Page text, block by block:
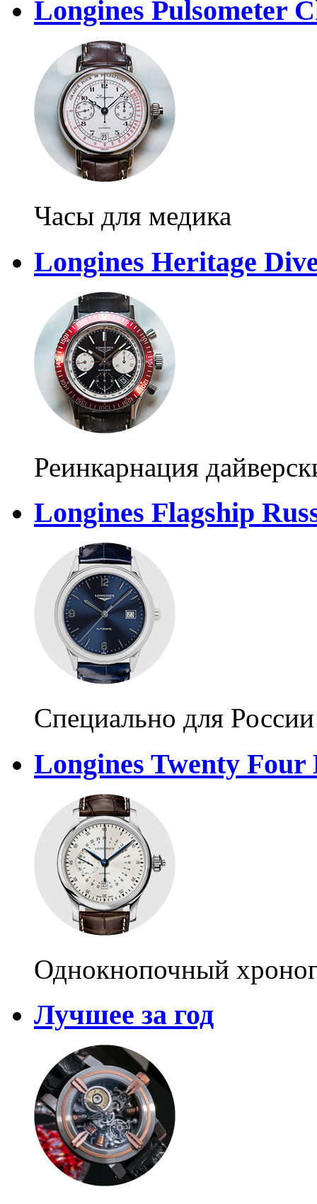
Longines Pulsometer
Часы для медика
Longines Heritage
Реинкарнация
Longines Flagship
Специально для России
Longines Twenty Four
Однокнопочный
Лучшее за год